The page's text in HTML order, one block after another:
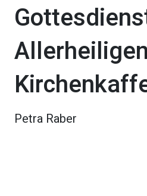
Petra Raber